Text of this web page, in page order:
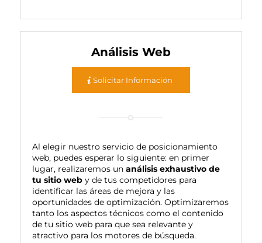
Análisis Web
Solicitar Información
Al elegir nuestro servicio de posicionamiento
web, puedes esperar lo siguiente: en primer
lugar, realizaremos un análisis exhaustivo de
tu sitio weby de tus competidores para
identificar las áreas de mejora y las
oportunidades de optimización. Optimizaremos
tanto los aspectos técnicos como el contenido
de tu sitio web para que sea relevante y
atractivo para los motores de búsqueda.